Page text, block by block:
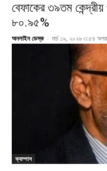
বেফাকের ৩৯তম
৮০.৯৫%
অনলাইন ডেস্ক - মার্চ ১৯, ২০২৬ ৩:৫৪
ক্যাম্পাস